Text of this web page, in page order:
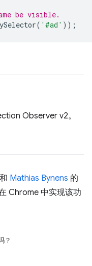
be visible.
( '#ad' ));
Observer v2。
和 Mathias Bynens 的
Chrome 中实现该功
？